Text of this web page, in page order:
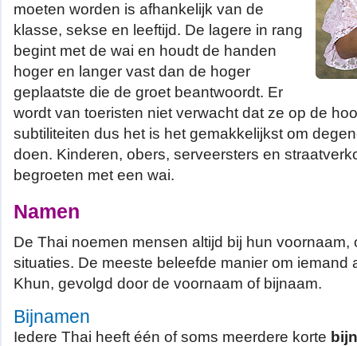
moeten worden is afhankelijk van de
klasse, sekse en leeftijd. De lagere in rang
begint met de wai en houdt de handen
hoger en langer vast dan de hoger
geplaatste die de groet beantwoordt. Er
wordt van toeristen niet verwacht dat ze op de
subtiliteiten dus het is het gemakkelijkst om
doen. Kinderen, obers, serveersters en
begroeten met een wai.
Namen
De Thai noemen mensen altijd bij hun voornaam,
situaties. De meeste beleefde manier om iemand
Khun, gevolgd door de voornaam of bijnaam.
Bijnamen
Iedere Thai heeft één of soms meerdere korte